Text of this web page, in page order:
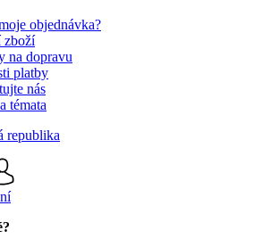
objednávka?
zboží
na dopravu
platby
nás
témata